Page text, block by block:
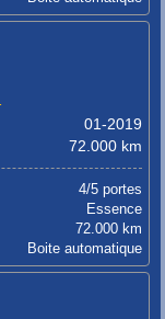
01-2019
72.000 km
4/5 portes
Essence
72.000 km
Boite automatique